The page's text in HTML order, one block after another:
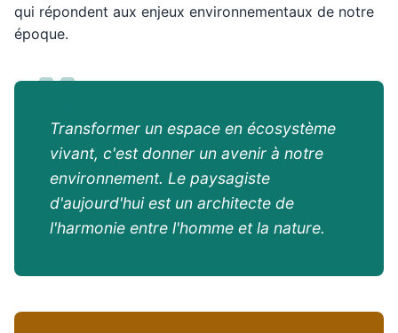
qui répondent aux enjeux environnementaux de notre
époque.
Transformer un espace en écosystème
vivant, c'est donner un avenir à notre
environnement. Le paysagiste
d'aujourd'hui est un architecte de
l'harmonie entre l'homme et la nature.